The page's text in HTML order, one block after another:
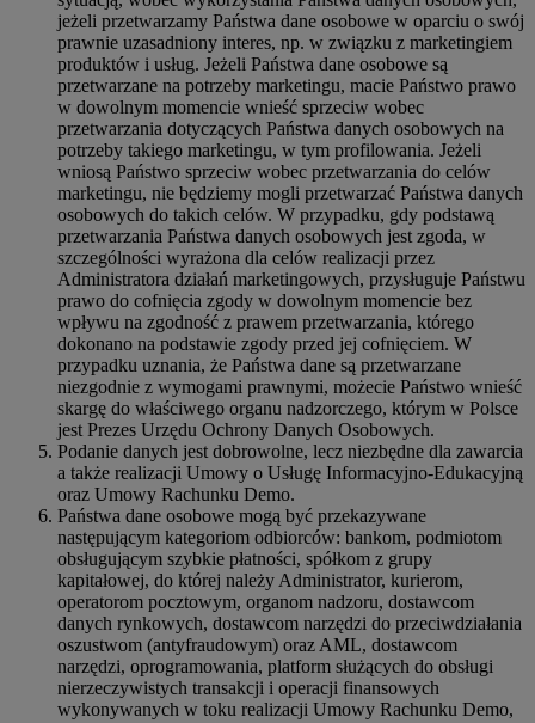
jeżeli przetwarzamy Państwa dane osobowe w oparciu o swój
prawnie uzasadniony interes, np. w związku z marketingiem
produktów i usług. Jeżeli Państwa dane osobowe są
przetwarzane na potrzeby marketingu, macie Państwo prawo
w dowolnym momencie wnieść sprzeciw wobec
przetwarzania dotyczących Państwa danych osobowych na
potrzeby takiego marketingu, w tym profilowania. Jeżeli
wniosą Państwo sprzeciw wobec przetwarzania do celów
marketingu, nie będziemy mogli przetwarzać Państwa danych
osobowych do takich celów. W przypadku, gdy podstawą
przetwarzania Państwa danych osobowych jest zgoda, w
szczególności wyrażona dla celów realizacji przez
Administratora działań marketingowych, przysługuje Państwu
prawo do cofnięcia zgody w dowolnym momencie bez
wpływu na zgodność z prawem przetwarzania, którego
dokonano na podstawie zgody przed jej cofnięciem. W
przypadku uznania, że Państwa dane są przetwarzane
niezgodnie z wymogami prawnymi, możecie Państwo wnieść
skargę do właściwego organu nadzorczego, którym w Polsce
jest Prezes Urzędu Ochrony Danych Osobowych.
Podanie danych jest dobrowolne, lecz niezbędne dla zawarcia
a także realizacji Umowy o Usługę Informacyjno-Edukacyjną
oraz Umowy Rachunku Demo.
Państwa dane osobowe mogą być przekazywane
następującym kategoriom odbiorców: bankom, podmiotom
obsługującym szybkie płatności, spółkom z grupy
kapitałowej, do której należy Administrator, kurierom,
operatorom pocztowym, organom nadzoru, dostawcom
danych rynkowych, dostawcom narzędzi do przeciwdziałania
oszustwom (antyfraudowym) oraz AML, dostawcom
narzędzi, oprogramowania, platform służących do obsługi
nierzeczywistych transakcji i operacji finansowych
wykonywanych w toku realizacji Umowy Rachunku Demo,